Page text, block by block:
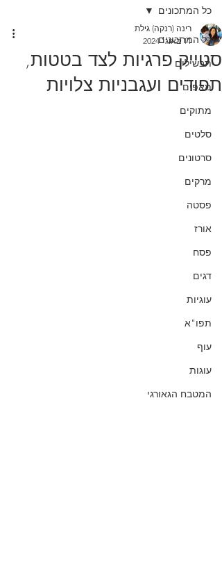
כל המתכונים
תבשילים
מאפים
מתוקים
סלטים
סרטונים
מרקים
פסטה
אורז
פסח
דגים
עוגיות
תפו"א
עוף
עוגות
המטבח הגאורגי
כל המתכונים
סטייק פרגיות לצד בטטות,
תפודים ועגבניות צלויות
רינה (רנקה) גילת
11 באוג׳ 2024